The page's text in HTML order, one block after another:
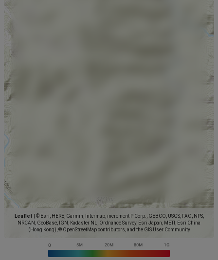
Leaflet
© Esri, HERE, Garmin, Intermap, increment P Corp., GEBCO, USGS, FAO, NPS,
NRCAN, GeoBase, IGN, Kadaster NL, Ordnance Survey, Esri Japan, METI, Esri China
(Hong Kong), © OpenStreetMap contributors, and the GIS User Community